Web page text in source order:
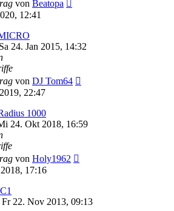
von Beatopa
12:41
24. Jan 2015, 14:32
von DJ Tom64
22:47
1000
24. Okt 2018, 16:59
von Holy1962
17:16
Fr 22. Nov 2013, 09:13